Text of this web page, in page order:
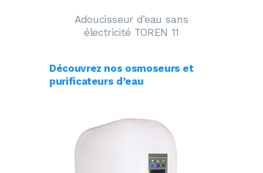
Adoucisseur d’eau sans
électricité TOREN 11
Découvrez nos osmoseurs et
purificateurs d’eau